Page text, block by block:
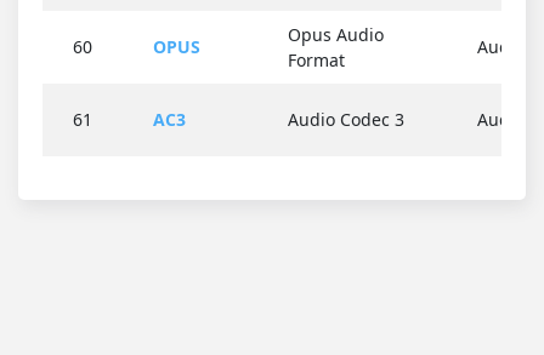
60 OPUS
Opus Audio
Format
Audio
61 AC3 Audio Codec 3 Audio